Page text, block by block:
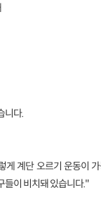
니다.
게 계단 오르기 운동이
들이 비치돼 있습니다."